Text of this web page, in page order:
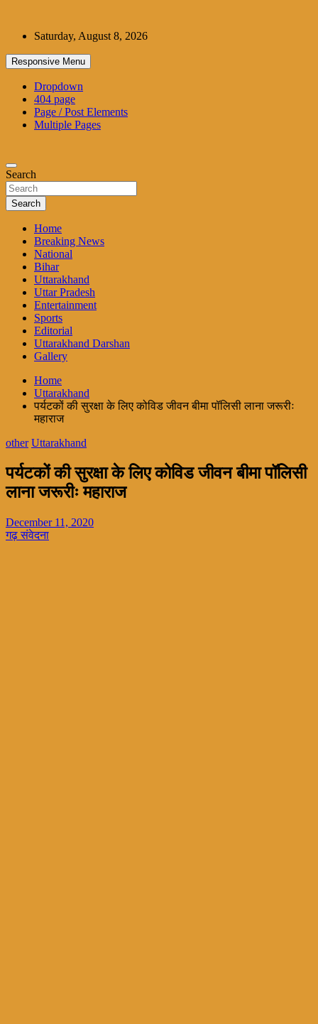
contentSaturday, August 8, 2026
Responsive Menu
Dropdown
404 page
Page / Post Elements
Multiple Pages
Search
Search
Home
Breaking News
National
Bihar
Uttarakhand
Uttar Pradesh
Entertainment
Sports
Editorial
Uttarakhand Darshan
Gallery
Home
Uttarakhand
पर्यटकों की सुरक्षा के लिए कोविड जीवन बीमा पॉलिसी लाना जरूरीः
महाराज
other Uttarakhand
पर्यटकों की सुरक्षा के लिए कोविड जीवन बीमा पॉलिसी
लाना जरूरीः महाराज
December 11, 2020
गढ़ संवेदना